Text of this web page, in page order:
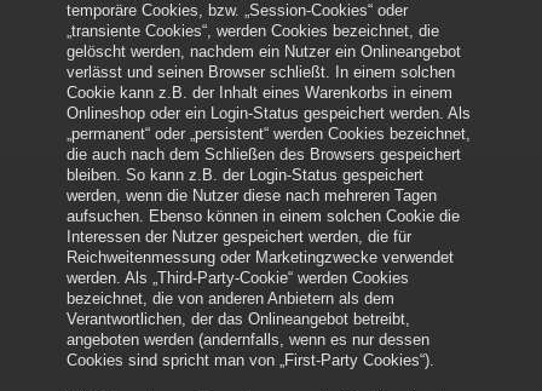
temporäre Cookies, bzw. „Session-Cookies“ oder
„transiente Cookies“, werden Cookies bezeichnet, die
gelöscht werden, nachdem ein Nutzer ein Onlineangebot
verlässt und seinen Browser schließt. In einem solchen
Cookie kann z.B. der Inhalt eines Warenkorbs in einem
Onlineshop oder ein Login-Status gespeichert werden. Als
„permanent“ oder „persistent“ werden Cookies bezeichnet,
die auch nach dem Schließen des Browsers gespeichert
bleiben. So kann z.B. der Login-Status gespeichert
werden, wenn die Nutzer diese nach mehreren Tagen
aufsuchen. Ebenso können in einem solchen Cookie die
Interessen der Nutzer gespeichert werden, die für
Reichweitenmessung oder Marketingzwecke verwendet
werden. Als „Third-Party-Cookie“ werden Cookies
bezeichnet, die von anderen Anbietern als dem
Verantwortlichen, der das Onlineangebot betreibt,
angeboten werden (andernfalls, wenn es nur dessen
Cookies sind spricht man von „First-Party Cookies“).